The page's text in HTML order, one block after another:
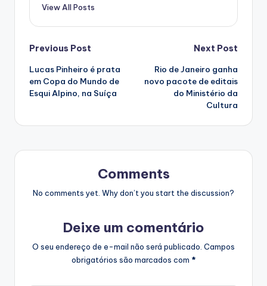
View All Posts
Post
navigation
Previous Post
Lucas Pinheiro é prata
em Copa do Mundo de
Esqui Alpino, na Suíça
Next Post
Rio de Janeiro ganha
novo pacote de editais
do Ministério da
Cultura
Comments
No comments yet. Why don’t you start the discussion?
Deixe um comentário
O seu endereço de e-mail não será publicado. Campos
obrigatórios são marcados com *